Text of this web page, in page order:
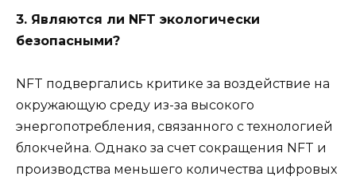
3. Являются ли NFT экологически
безопасными?
NFT подвергались критике за воздействие на
окружающую среду из-за высокого
энергопотребления, связанного с технологией
блокчейна. Однако за счет сокращения NFT и
производства меньшего количества цифровых